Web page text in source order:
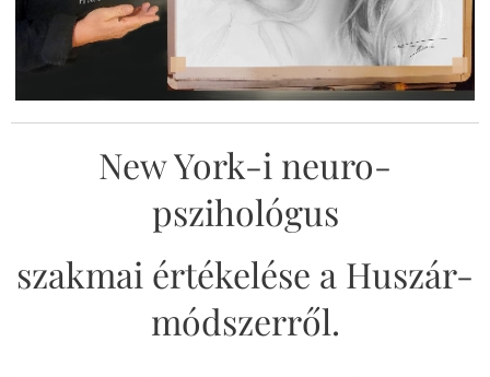
New York-i neuro-
pszihológus
szakmai értékelése a Huszár-
módszerről.